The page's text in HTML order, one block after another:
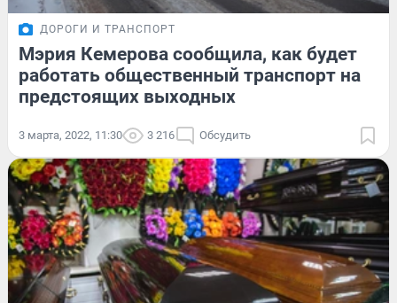
ДОРОГИ И ТРАНСПОРТ
Мэрия Кемерова сообщила, как будет
работать общественный транспорт на
предстоящих выходных
3 марта, 2022, 11:30 3 216 Обсудить